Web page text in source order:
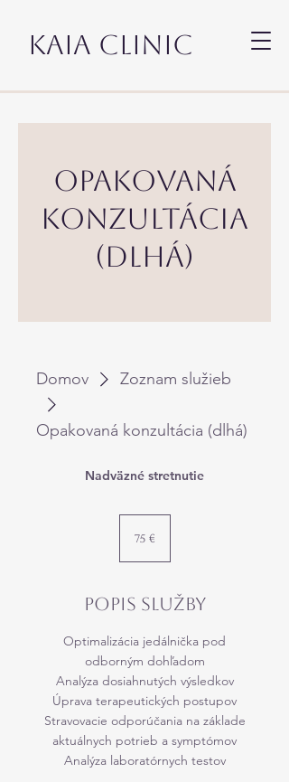
KAIA CLINIC
Opakovaná
konzultácia
(dlhá)
Domov Zoznam služieb
Opakovaná konzultácia (dlhá)
Nadväzné stretnutie
75 €
Popis služby
Optimalizácia jedálnička pod
odborným dohľadom
Analýza dosiahnutých výsledkov
Úprava terapeutických postupov
Stravovacie odporúčania na základe
aktuálnych potrieb a symptómov
Analýza laboratórnych testov